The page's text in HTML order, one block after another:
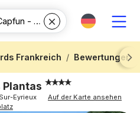
Frankreich
Bewertungen
Next
Plantas
Eyrieux
Auf der Karte ansehen